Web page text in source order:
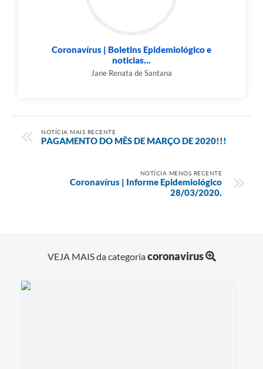
Coronavírus | Boletins Epidemiológico e
noticias...
Jane Renata de Santana
NOTÍCIA MAIS RECENTE
PAGAMENTO DO MÊS DE MARÇO DE 2020!!!
NOTÍCIA MENOS RECENTE
Coronavírus | Informe Epidemiológico
28/03/2020.
VEJA MAIS da categoriacoronavirus